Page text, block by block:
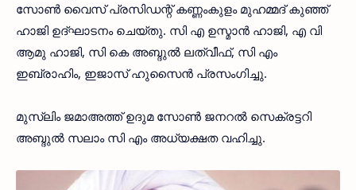
സോണ്‍ വൈസ് പ്രസിഡന്റ് കണ്ണംകുളം മുഹമ്മദ് കുഞ്ഞ്
ഹാജി ഉദ്ഘാടനം ചെയ്തു. സി എ ഉസ്മാന്‍ ഹാജി, എ വി
ആമു ഹാജി, സി കെ അബ്ദുല്‍ ലത്വീഫ്, സി എം
ഇബ്രാഹിം, ഇജാസ് ഹുസൈന്‍ പ്രസംഗിച്ചു.
മുസ്ലിം ജമാഅത്ത് ഉദുമ സോണ്‍ ജനറല്‍ സെക്രട്ടറി
അബ്ദുല്‍ സലാം സി എം അധ്യക്ഷത വഹിച്ചു.